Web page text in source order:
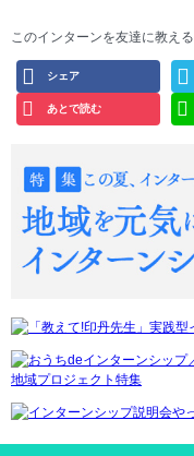
このインターンを友達に教える
シェア
あとで読む